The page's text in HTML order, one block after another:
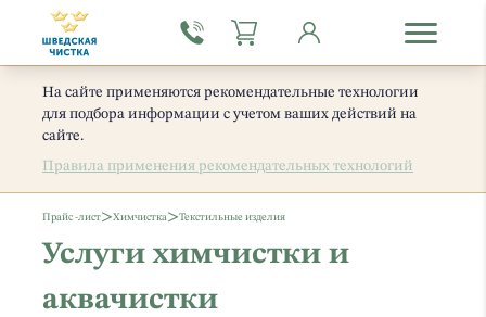
На сайте применяются рекомендательные технологии
для подбора информации с учетом ваших действий на
сайте.
Правила применения рекомендательных технологий
Прайс -лист>Химчистка>Текстильные изделия
Услуги химчистки и
аквачистки